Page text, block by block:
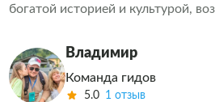
богатой историей и культурой,
Вас открыть для себя эту
почувствовать дух приключений и
многие даже не догадывались.
Владимир
Команда гидов
5.0 1 отзыв